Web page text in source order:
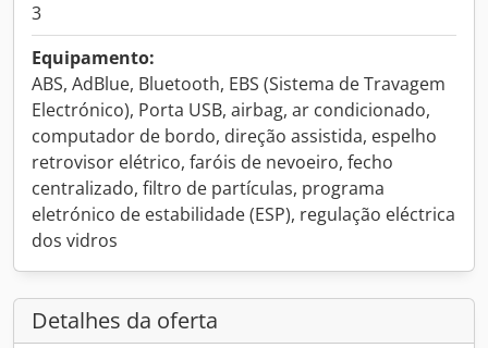
3
Equipamento:
ABS, AdBlue, Bluetooth, EBS (Sistema de Travagem
Electrónico), Porta USB, airbag, ar condicionado,
computador de bordo, direção assistida, espelho
retrovisor elétrico, faróis de nevoeiro, fecho
centralizado, filtro de partículas, programa
eletrónico de estabilidade (ESP), regulação eléctrica
dos vidros
Detalhes da oferta